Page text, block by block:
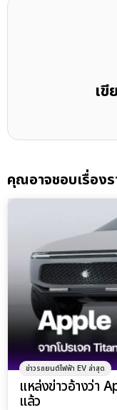
เขี
คุณอาจชอบเรื่องร
ข่าวรถยนต์ไฟฟ้า EV ล่าสุด
แหล่งข่าวอ้างว่า
แล้ว